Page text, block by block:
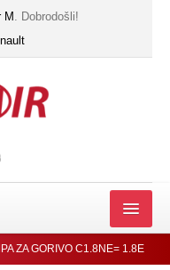
M. Dobrodošli!
ZA GORIVO C1.8NE= 1.8E